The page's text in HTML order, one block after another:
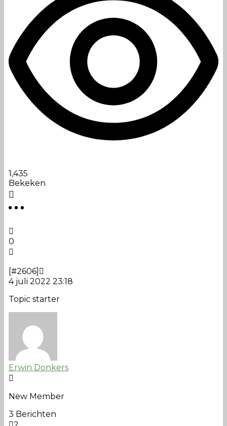
1,435
Bekeken
0
[#2606]
4 juli 2022 23:18
Topic starter
Erwin Donkers
New Member
3 Berichten